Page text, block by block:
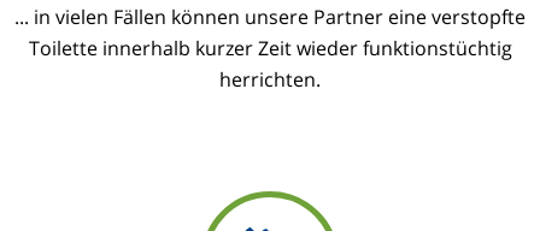
... in vielen Fällen können unsere Partner eine verstopfte
Toilette innerhalb kurzer Zeit wieder funktionstüchtig
herrichten.